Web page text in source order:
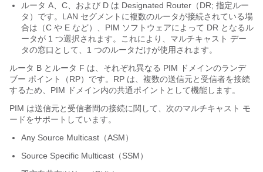
ルータ A、C、および D は Designated Router（DR; 指定ルー
タ）です。LAN セグメントに複数のルータが接続されている場
合は（C や E など）、PIM ソフトウェアによって DR となるル
ータが 1 つ選択されます。これにより、マルチキャスト デー
タの窓口として、1 つのルータだけが使用されます。
ルータ B とルータ F は、それぞれ異なる PIM ドメインのランデ
ブー ポイント（RP）です。RP は、複数の送信元と受信者を接続
するため、PIM ドメイン内の共通ポイントとして機能します。
PIM は送信元と受信者間の接続に関して、次のマルチキャスト モ
ードをサポートしています。
Any Source Multicast（ASM）
Source Specific Multicast（SSM）